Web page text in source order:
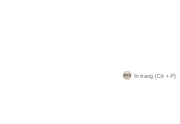
In trang (Ctr + P)